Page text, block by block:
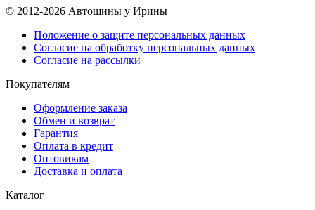
© 2012-2026 Автошины у Ирины
Положение о защите персональных данных
Согласие на обработку персональных данных
Согласие на рассылки
Покупателям
Оформление заказа
Обмен и возврат
Гарантия
Оплата в кредит
Оптовикам
Доставка и оплата
Каталог